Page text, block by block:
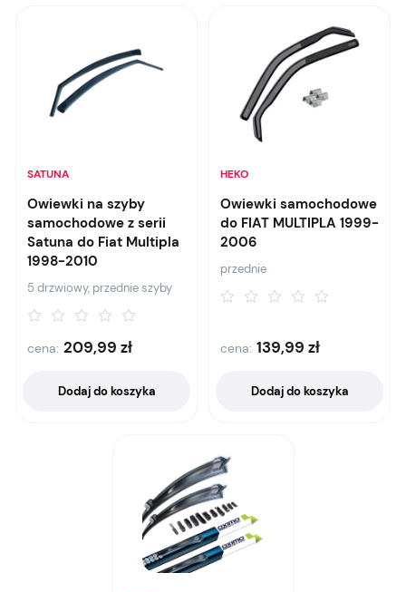
SATUNA
Owiewki na szyby
samochodowe z serii
Satuna do Fiat Multipla
1998-2010
5 drzwiowy, przednie szyby
cena: 209,99 zł
Dodaj do koszyka
HEKO
Owiewki samochodowe
do FIAT MULTIPLA 1999-
2006
przednie
cena: 139,99 zł
Dodaj do koszyka